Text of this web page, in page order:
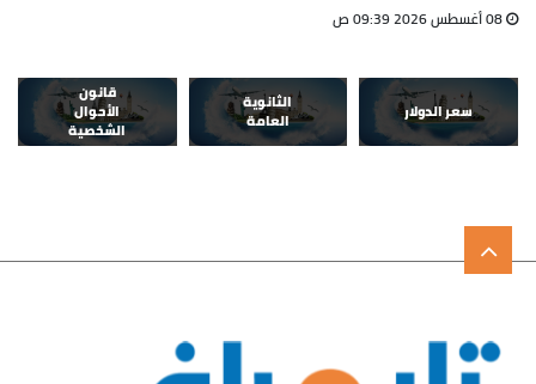
سعر الدولار
الثانوية
العامة
قانون
الأحوال
الشخصية